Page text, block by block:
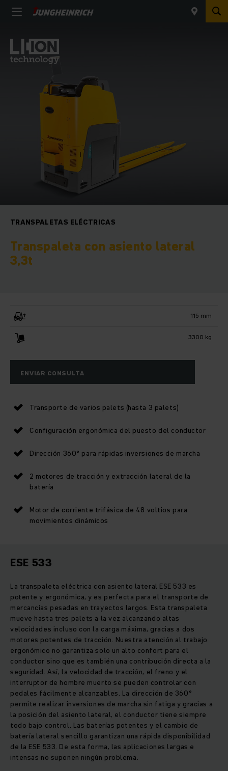
TRANSPALETAS ELÉCTRICAS
Transpaleta con asiento lateral
3,3t
115 mm
3300 kg
ENVIAR CONSULTA
Transporte de varios palets (hasta 3 palets)
Configuración ergonómica del puesto del conductor
Dirección 360° para rápidas inversiones de marcha
2 motores de tracción y extracción lateral de la
batería
Motor de corriente trifásica de 48 voltios para
movimientos dinámicos
ESE 533
La transpaleta eléctrica con asiento lateral ESE 533 es
potente y ergonómica, y es perfecta para el transporte de
mercancías pesadas en trayectos largos. Esta transpaleta
mueve hasta tres palets a la vez alcanzando altas
velocidades incluso con la carga máxima, gracias a dos
motores potentes de tracción. Nuestra atención al trabajo
ergonómico no garantiza solo un alto confort para el
conductor sino que es también una contribución directa a la
seguridad. Así, la velocidad de tracción, el freno y el
interruptor de hombre muerto se pueden controlar con
pedales fácilmente alcanzables. La dirección de 360°
permite realizar inversiones de marcha sin fatiga y gracias a
la posición del asiento lateral, el conductor tiene siempre
todo bajo control. Las baterías potentes y el cambio de
batería lateral sencillo garantizan una rápida disponibilidad
de la ESE 533. De esta forma, las aplicaciones largas e
intensas no suponen ningún problema.